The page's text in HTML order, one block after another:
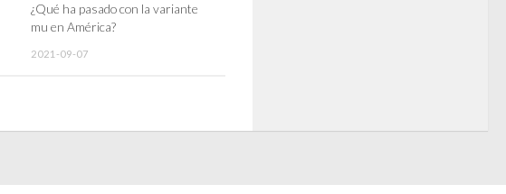
¿Qué ha pasado con la variante
mu en América?
2021-09-07